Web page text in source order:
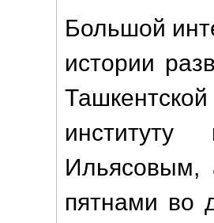
Большой
истории
Ильясовым,
пятнами во